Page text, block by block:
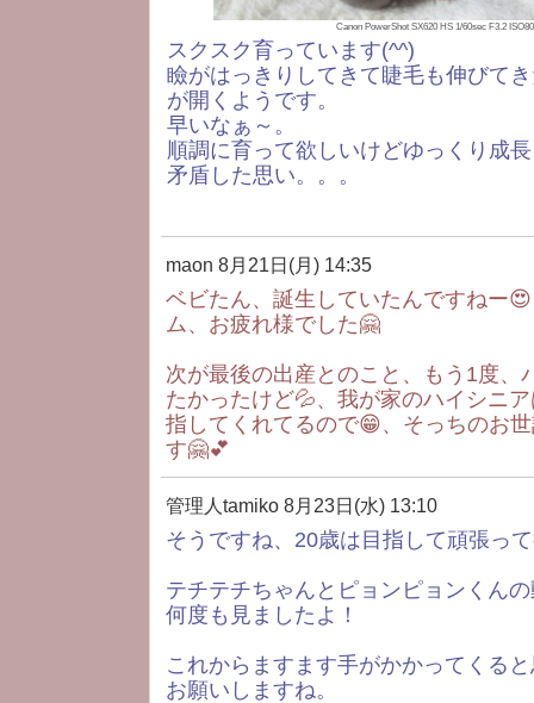
Canon PowerShot SX620 HS 1/60sec F3.2
スクスク育っています(^^)
瞼がはっきりしてきて睫毛も伸びて
が開くようです。
早いなぁ～。
順調に育って欲しいけどゆっくり成
矛盾した思い。。。
maon 8月21日(月) 14:35
ベビたん、誕生していたんですねー
ム、お疲れ様でした🤗
次が最後の出産とのこと、もう1度、
たかったけど💦、我が家のハイシニ
指してくれてるので😁、そっちのお
す🤗💕
管理人tamiko 8月23日(水) 13:10
そうですね、20歳は目指して頑張っ
テチテチちゃんとピョンピョンくん
何度も見ましたよ！
これからますます手がかかってくる
お願いしますね。